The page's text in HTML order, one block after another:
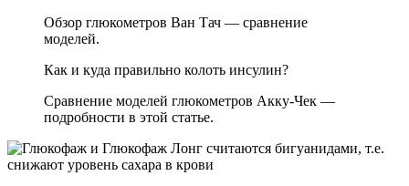
Обзор глюкометров Ван Тач — сравнение
моделей.
Как и куда правильно колоть инсулин?
Сравнение моделей глюкометров Акку-Чек —
подробности в этой статье.